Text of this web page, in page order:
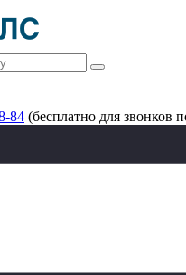
84 (бесплатно для звонков